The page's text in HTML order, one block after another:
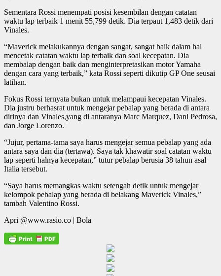
Sementara Rossi menempati posisi kesembilan dengan catatan
waktu lap terbaik 1 menit 55,799 detik. Dia terpaut 1,483 detik dari
Vinales.
“Maverick melakukannya dengan sangat, sangat baik dalam hal
mencetak catatan waktu lap terbaik dan soal kecepatan. Dia
membalap dengan baik dan menginterpretasikan motor Yamaha
dengan cara yang terbaik,” kata Rossi seperti dikutip GP One seusai
latihan.
Fokus Rossi ternyata bukan untuk melampaui kecepatan Vinales.
Dia justru berhasrat untuk mengejar pebalap yang berada di antara
dirinya dan Vinales,yang di antaranya Marc Marquez, Dani Pedrosa,
dan Jorge Lorenzo.
“Jujur, pertama-tama saya harus mengejar semua pebalap yang ada
antara saya dan dia (tertawa). Saya tak khawatir soal catatan waktu
lap seperti halnya kecepatan,” tutur pebalap berusia 38 tahun asal
Italia tersebut.
“Saya harus memangkas waktu setengah detik untuk mengejar
kelompok pebalap yang berada di belakang Maverick Vinales,”
tambah Valentino Rossi.
Apri @www.rasio.co | Bola